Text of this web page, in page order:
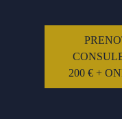
200 € +